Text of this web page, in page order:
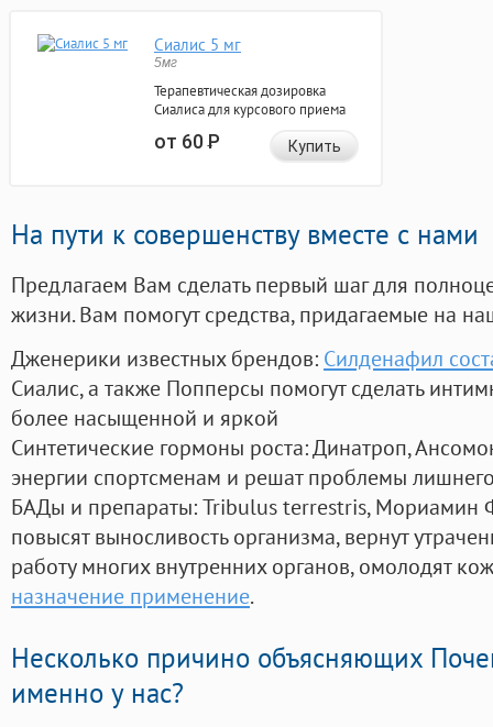
Сиалис 5 мг
5мг
Терапевтическая дозировка
Сиалиса для курсового приема
от 60Р Купить
На пути к совершенству вместе с нами
Предлагаем Вам сделать первый шаг для
жизни. Вам помогут средства, придагаемые на
Дженерики известных брендов: Силденафил
Сиалис, а также Попперсы помогут сделать
более насыщенной и яркой
Синтетические гормоны роста: Динатроп,
энергии спортсменам и решат проблемы
БАДы и препараты:Tribulus terrestris, Мориамин
повысят выносливость организма, вернут
работу многих внутренних органов, омолодят
назначение применение.
Несколько причино объясняющих
именно у нас?